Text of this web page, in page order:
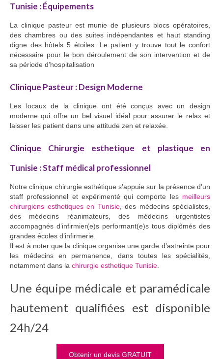
Tunisie : Équipements
La clinique pasteur est munie de plusieurs blocs opératoires,
des chambres ou des suites indépendantes et haut standing
digne des hôtels 5 étoiles. Le patient y trouve tout le confort
nécessaire pour le bon déroulement de son intervention et de
sa période d’hospitalisation
Clinique Pasteur : Design Moderne
Les locaux de la clinique ont été conçus avec un design
moderne qui offre un bel visuel idéal pour assurer le relax et
laisser les patient dans une attitude zen et relaxée.
Clinique Chirurgie esthetique et plastique en
Tunisie : Staff médical professionnel
Notre clinique chirurgie esthétique s’appuie sur la présence d’un
staff professionnel et expérimenté qui comporte les meilleurs
chirurgiens esthetiques en Tunisie, des médecins spécialistes,
des médecins réanimateurs, des médecins urgentistes
accompagnés d’infirmier(e)s performant(e)s tous diplômés des
grandes écoles d’infirmerie.
Il est à noter que la clinique organise une garde d’astreinte pour
les médecins en permanence, dans toutes les spécialités,
notamment dans la chirurgie esthetique Tunisie
Une équipe médicale et paramédicale
hautement qualifiées est disponible
24h/24
Obtenir un devis GRATUIT